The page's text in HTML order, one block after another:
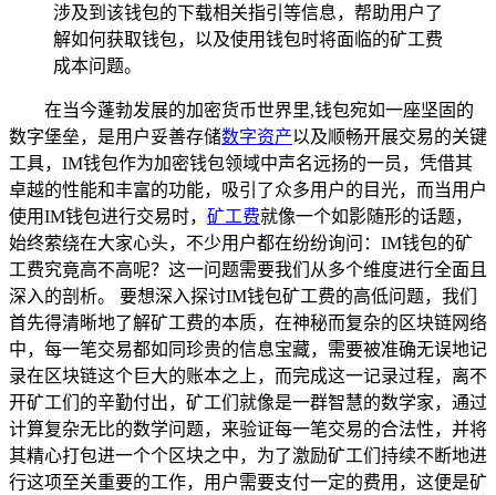
涉及到该钱包的下载相关指引等信息，帮助用户了
解如何获取钱包，以及使用钱包时将面临的矿工费
成本问题。
在当今蓬勃发展的加密货币世界里,钱包宛如一座坚固的
数字堡垒，是用户妥善存储数字资产以及顺畅开展交易的关键
工具，IM钱包作为加密钱包领域中声名远扬的一员，凭借其
卓越的性能和丰富的功能，吸引了众多用户的目光，而当用户
使用IM钱包进行交易时， 矿工费就像一个如影随形的话题，
始终萦绕在大家心头，不少用户都在纷纷询问：IM钱包的矿
工费究竟高不高呢？这一问题需要我们从多个维度进行全面且
深入的剖析。 要想深入探讨IM钱包矿工费的高低问题，我们
首先得清晰地了解矿工费的本质，在神秘而复杂的区块链网络
中，每一笔交易都如同珍贵的信息宝藏，需要被准确无误地记
录在区块链这个巨大的账本之上，而完成这一记录过程，离不
开矿工们的辛勤付出，矿工们就像是一群智慧的数学家，通过
计算复杂无比的数学问题，来验证每一笔交易的合法性，并将
其精心打包进一个个区块之中，为了激励矿工们持续不断地进
行这项至关重要的工作，用户需要支付一定的费用，这便是矿